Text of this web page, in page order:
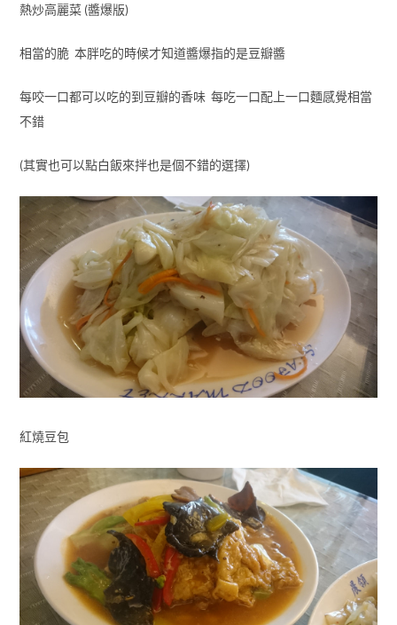
熱炒高麗菜 (醬爆版)
相當的脆 本胖吃的時候才知道醬爆指的是豆瓣醬
每咬一口都可以吃的到豆瓣的香味 每吃一口配上一口麵感覺相當
不錯
(其實也可以點白飯來拌也是個不錯的選擇)
紅燒豆包